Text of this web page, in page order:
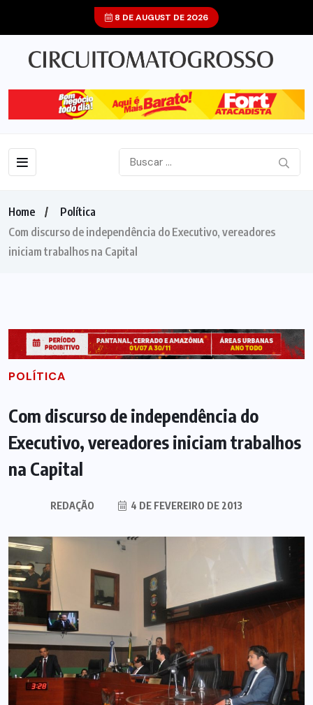
8 DE AUGUST DE 2026
Home
Política
Com discurso de independência do Executivo, vereadores
iniciam trabalhos na Capital
POLÍTICA
Com discurso de independência do
Executivo, vereadores iniciam trabalhos
na Capital
REDAÇÃO 4 DE FEVEREIRO DE 2013